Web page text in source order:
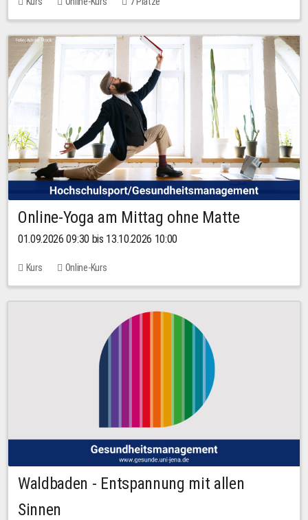
Online-Yoga am Mittag ohne Matte
01.09.2026 09:30 bis 13.10.2026 10:00
Kurs Online-Kurs
Waldbaden - Entspannung mit allen
Sinnen